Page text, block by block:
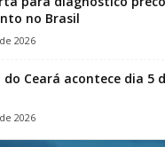
no Brasil
2026
do Ceará acontece dia 5
2026